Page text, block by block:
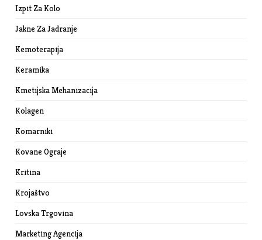
Izpit Za Kolo
Jakne Za Jadranje
Kemoterapija
Keramika
Kmetijska Mehanizacija
Kolagen
Komarniki
Kovane Ograje
Kritina
Krojaštvo
Lovska Trgovina
Marketing Agencija